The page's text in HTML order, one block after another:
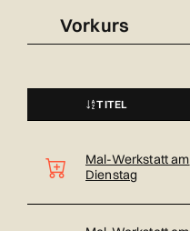
Vorkurs
TITEL
Mal-Werkstatt am
Dienstag